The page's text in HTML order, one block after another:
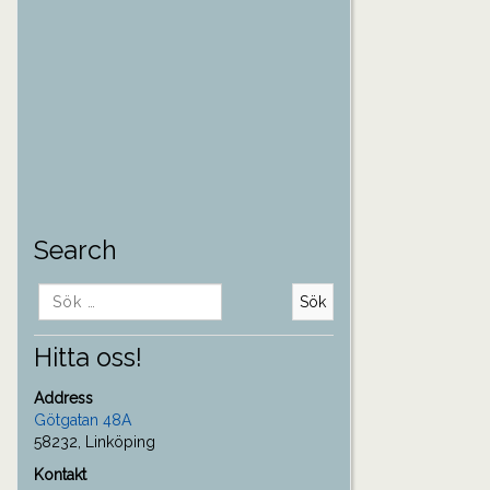
Search
Sök
efter:
Hitta oss!
Address
Götgatan 48A
58232, Linköping
Kontakt